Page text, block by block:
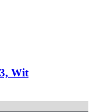
Wit